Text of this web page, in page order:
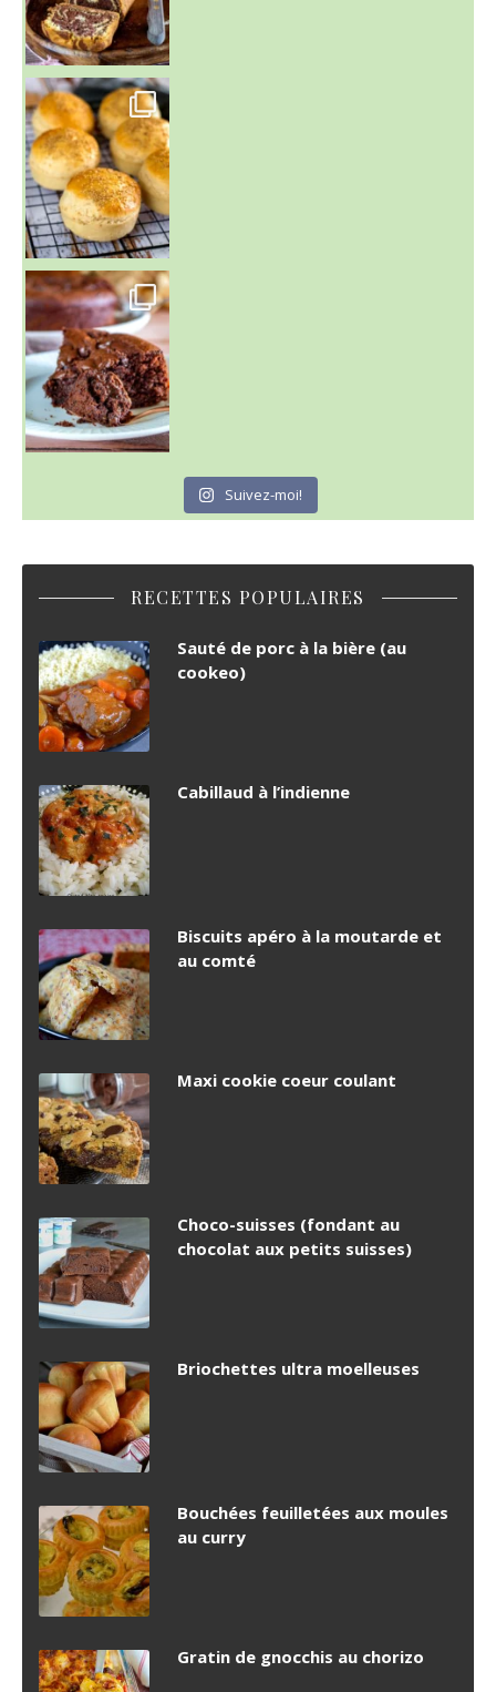
~ BUNS MAISON ~
Un peu de boulange par ici au
~ GÂTEAU FONDANT CHOCO NOISETTE ~
C'est lundi
Suivez-moi!
RECETTES POPULAIRES
Sauté de porc à la bière (au
cookeo)
Cabillaud à l’indienne
Biscuits apéro à la moutarde et
au comté
Maxi cookie coeur coulant
Choco-suisses (fondant au
chocolat aux petits suisses)
Briochettes ultra moelleuses
Bouchées feuilletées aux moules
au curry
Gratin de gnocchis au chorizo